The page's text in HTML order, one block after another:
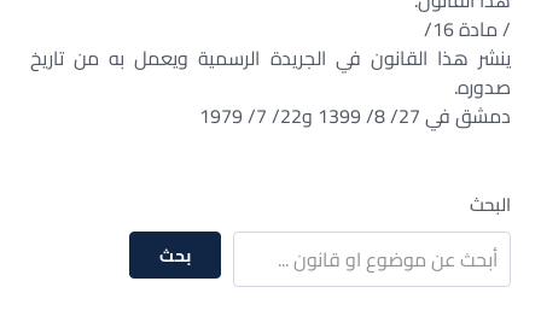
/ مادة 16/
ينشر هذا القانون في الجريدة الرسمية ويعمل به من تاريخ
صدوره.
دمشق في 27/ 8/ 1399 و22/ 7/ 1979
البحث
بحث